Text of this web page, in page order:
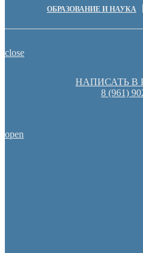
ОБРАЗОВАНИЕ И НАУКА
close
НАПИСАТЬ В
8 (961)
open